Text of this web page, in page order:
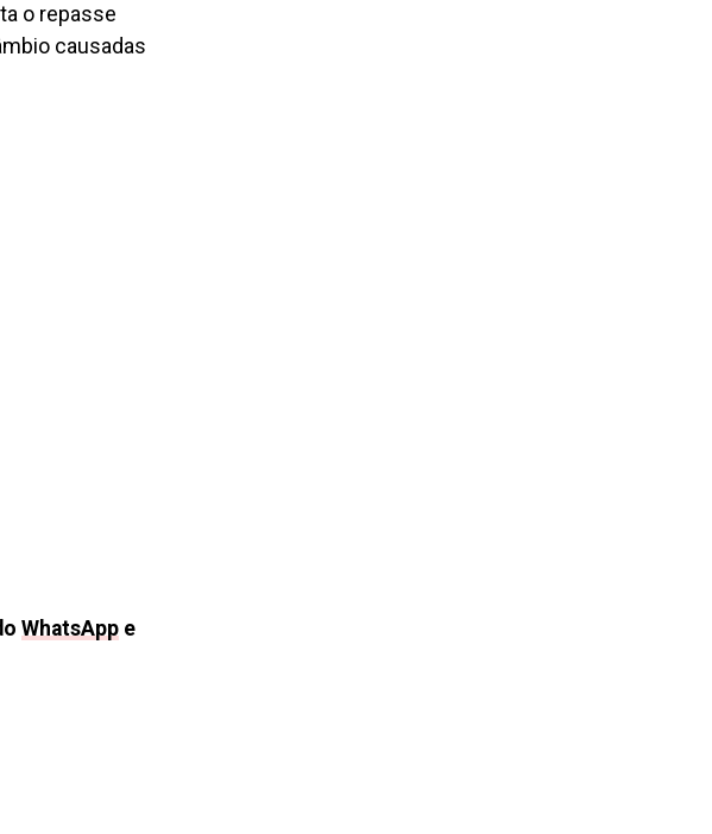
o repasse
causadas
WhatsApp e